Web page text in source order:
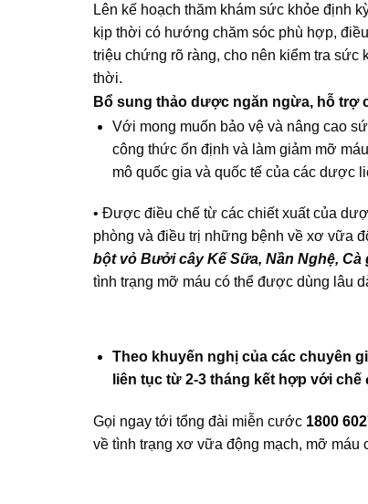
Lên kế hoạch thăm khám sức khỏe định
kịp thời có hướng chăm sóc phù hợp,
triệu chứng rõ ràng, cho nên kiểm tra
thời.
Bổ sung thảo dược ngăn ngừa, hỗ trợ
Với mong muốn bảo vệ và nâng cao
công thức ổn định và làm giảm mỡ
mô quốc gia và quốc tế của các dược
• Được điều chế từ các chiết xuất của
phòng và điều trị những bệnh về xơ vữa
bột vỏ Bưởi cây Kế Sữa, Nần Nghệ,
tình trạng mỡ máu có thể được dùng lâu
Theo khuyến nghị của các chuyên
liên tục từ 2-3 tháng kết hợp với
Gọi ngay tới tổng đài miễn cước 1800
về tình trạng xơ vữa động mạch, mỡ máu